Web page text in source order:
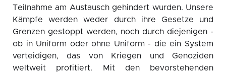
Teilnahme am Austausch gehindert wurden. Unsere
Kämpfe werden weder durch ihre Gesetze und
Grenzen gestoppt werden, noch durch diejenigen -
ob in Uniform oder ohne Uniform - die ein System
verteidigen, das von Kriegen und Genoziden
weltweit profitiert. Mit den bevorstehenden